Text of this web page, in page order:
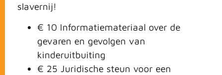
slavernij!
€ 10 Informatiemateriaal over de
gevaren en gevolgen van
kinderuitbuiting
€ 25 Juridische steun voor een